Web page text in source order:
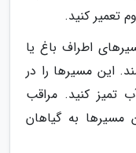
تعمیر کنید.
اطراف باغ یا
این مسیرها را در
تمیز کنید. مراقب
مسیرها به گیاهان